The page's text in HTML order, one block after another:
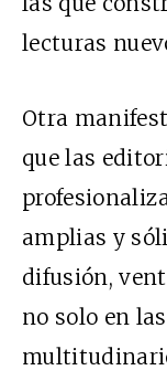
lecturas
Otra
que las
amplias y
difusión,
no solo en